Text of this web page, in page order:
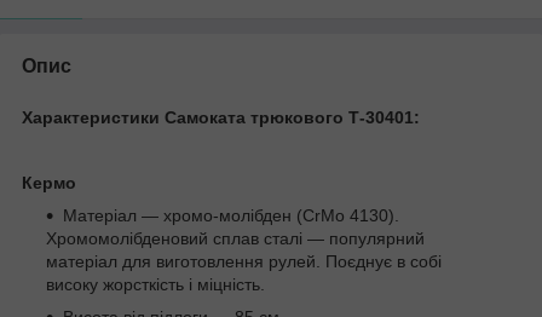
Опис
Характеристики Самоката трюкового Т-30401:
Кермо
Матеріал — хромо-молібден (CrMo 4130).
Хромомолібденовий сплав сталі — популярний
матеріал для виготовлення рулей. Поєднує в собі
високу жорсткість і міцність.